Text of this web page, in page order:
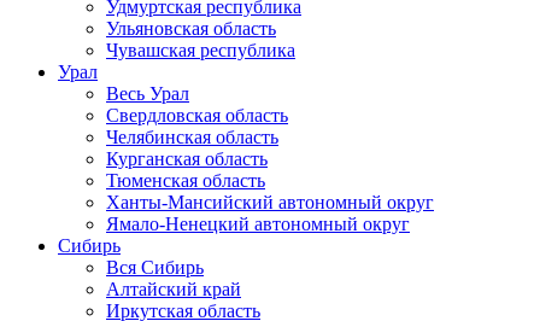
Удмуртская республика
Ульяновская область
Чувашская республика
Урал
Весь Урал
Свердловская область
Челябинская область
Курганская область
Тюменская область
Ханты-Мансийский автономный округ
Ямало-Ненецкий автономный округ
Сибирь
Вся Сибирь
Алтайский край
Иркутская область